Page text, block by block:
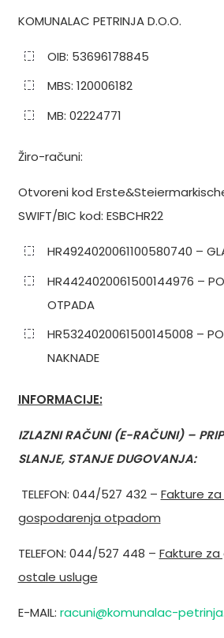
KOMUNALAC PETRINJA D.O.O.
OIB: 53696178845
MBS: 120006182
MB: 02224771
Žiro-računi:
Otvoreni kod
SWIFT/BIC kod: ESBCHR22
HR4924020061100580740 –
HR4424020061500144976 –
OTPADA
HR5324020061500145008 –
NAKNADE
INFORMACIJE:
IZLAZNI RAČUNI (E-RAČUNI) –
SLANJE, STANJE DUGOVANJA:
TELEFON: 044/527 432 – Fakture
gospodarenja otpadom
TELEFON: 044/527 448 – Fakture
ostale usluge
E-MAIL: racuni@komunalac-